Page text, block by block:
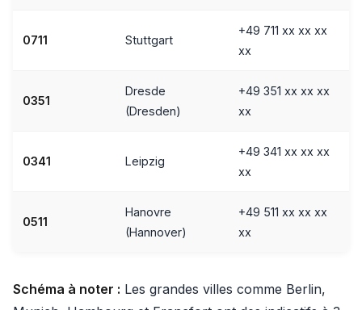
0711 Stuttgart
+49 711 xx xx xx
xx
0351
Dresde
(Dresden)
+49 351 xx xx xx
xx
0341 Leipzig
+49 341 xx xx xx
xx
0511
Hanovre
(Hannover)
+49 511 xx xx xx
xx
Schéma à noter : Les grandes villes comme Berlin,